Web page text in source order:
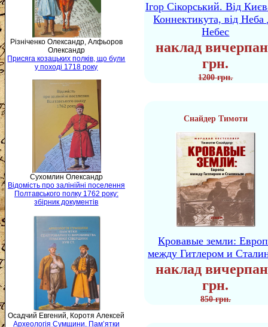
Різніченко Олександр, Алфьоров
Олександр
Присяга козацьких полків, що були
у поході 1718 року
Сухомлин Олександр
Відомість про залінійні поселення
Полтавського полку 1762 року:
збірник документів
Осадчий Евгений, Коротя Алексей
Археологія Сумщини. Пам’ятки
Ігор Сікорський. Від
Коннектикута, від Неба
Небес
наклад
грн.
1200 грн.
Снайдер Тимоти
Кровавые земли:
между Гитлером и
наклад
грн.
850 грн.